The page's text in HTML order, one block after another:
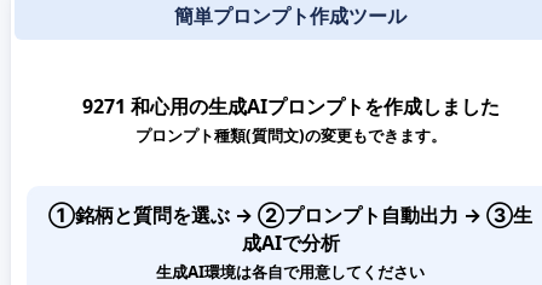
簡単プロンプト作成ツール
9271 和心用の生成AIプロンプトを作成しました
プロンプト種類(質問文)の変更もできます。
①銘柄と質問を選ぶ → ②プロンプト自動出力 → ③生
成AIで分析
生成AI環境は各自で用意してください